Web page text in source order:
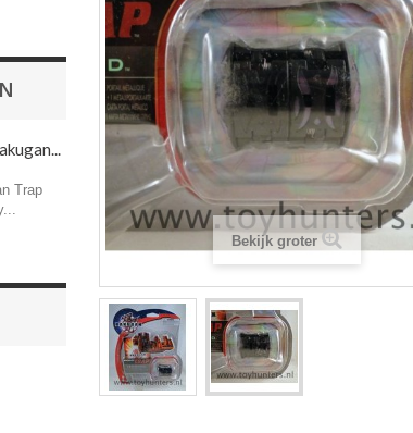
Trap
Bekijk groter